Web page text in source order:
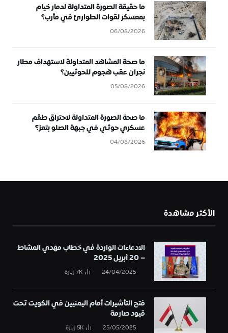
ما حقيقة الصورة المتداولة لدمار خيام
بمعسكر لقوات الطوارئ في مأرب؟
06/08/2026
ما صحة المشاهد المتداولة لاستهداف مطار
نجران عقب هجوم للحوثيين؟
05/08/2026
ما صحة الصورة المتداولة لاحتراق طقم
عسكري حوثي في جبهة الصلو بتعز؟
04/08/2026
الأكثر مشاهدة
الادعاءات الواردة في خطاب مهدي المشاط
– 20 أبريل 2025
24/04/2025
7Kزيارة
فتح التأشيرات أمام اليمنيين في الكويت تحت
قيود صارمة
25/05/2025
5Kزيارة